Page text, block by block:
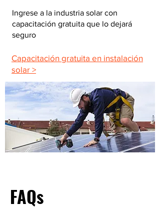
Ingrese a la industria solar con
capacitación gratuita que lo dejará
seguro
Capacitación gratuita en instalación
solar >
FAQs